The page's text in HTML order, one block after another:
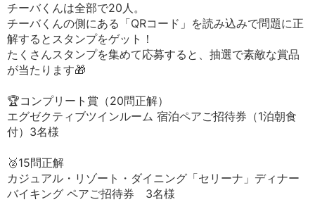
チーバくんは全部で20人。
チーバくんの側にある「QRコード」を読み込みで問題に正
解するとスタンプをゲット！
たくさんスタンプを集めて応募すると、抽選で素敵な賞品
が当たります🎁
🏆コンプリート賞（20問正解）
エグゼクティブツインルーム 宿泊ペアご招待券（1泊朝食
付）3名様
🥈15問正解
カジュアル・リゾート・ダイニング「セリーナ」ディナー
バイキング ペアご招待券 3名様